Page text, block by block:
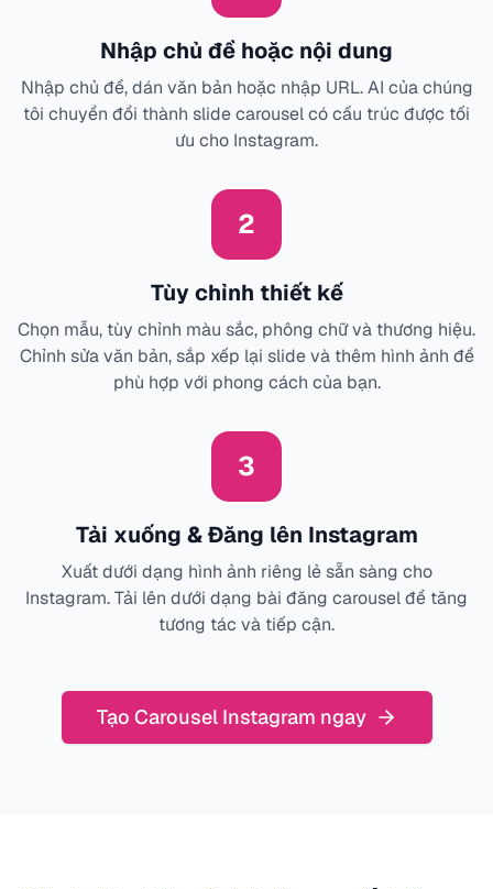
Nhập chủ đề hoặc nội dung
Nhập chủ đề, dán văn bản hoặc nhập URL. AI của chúng
tôi chuyển đổi thành slide carousel có cấu trúc được tối
ưu cho Instagram.
2
Tùy chỉnh thiết kế
Chọn mẫu, tùy chỉnh màu sắc, phông chữ và thương hiệu.
Chỉnh sửa văn bản, sắp xếp lại slide và thêm hình ảnh để
phù hợp với phong cách của bạn.
3
Tải xuống & Đăng lên Instagram
Xuất dưới dạng hình ảnh riêng lẻ sẵn sàng cho
Instagram. Tải lên dưới dạng bài đăng carousel để tăng
tương tác và tiếp cận.
Tạo Carousel Instagram ngay